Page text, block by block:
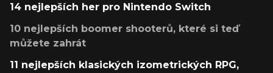
14 nejlepších her pro Nintendo Switch
10 nejlepších boomer shooterů, které si teď
můžete zahrát
11 nejlepších klasických izometrických RPG,